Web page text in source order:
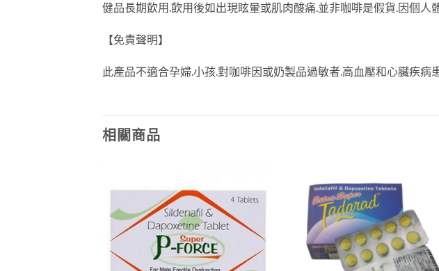
健品長期飲用.飲用後如出現眩暈或肌肉酸痛.並非咖啡是假貨.因個
【免責聲明】
此產品不適合孕婦.小孩.對咖啡因或奶製品過敏者.高血壓和心臟疾病
相關商品